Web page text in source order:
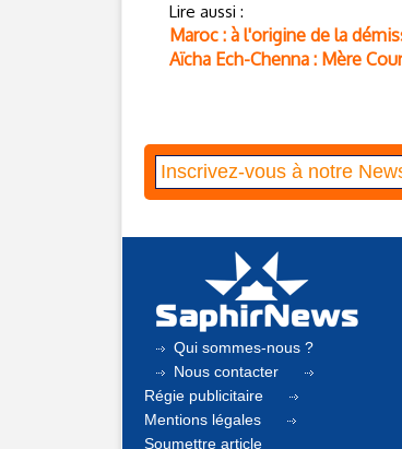
Lire aussi :
Maroc : à l'origine de la
Aïcha Ech-Chenna : Mère
Qui sommes-nous ?
Nous contacter
Régie publicitaire
Mentions légales
Soumettre article